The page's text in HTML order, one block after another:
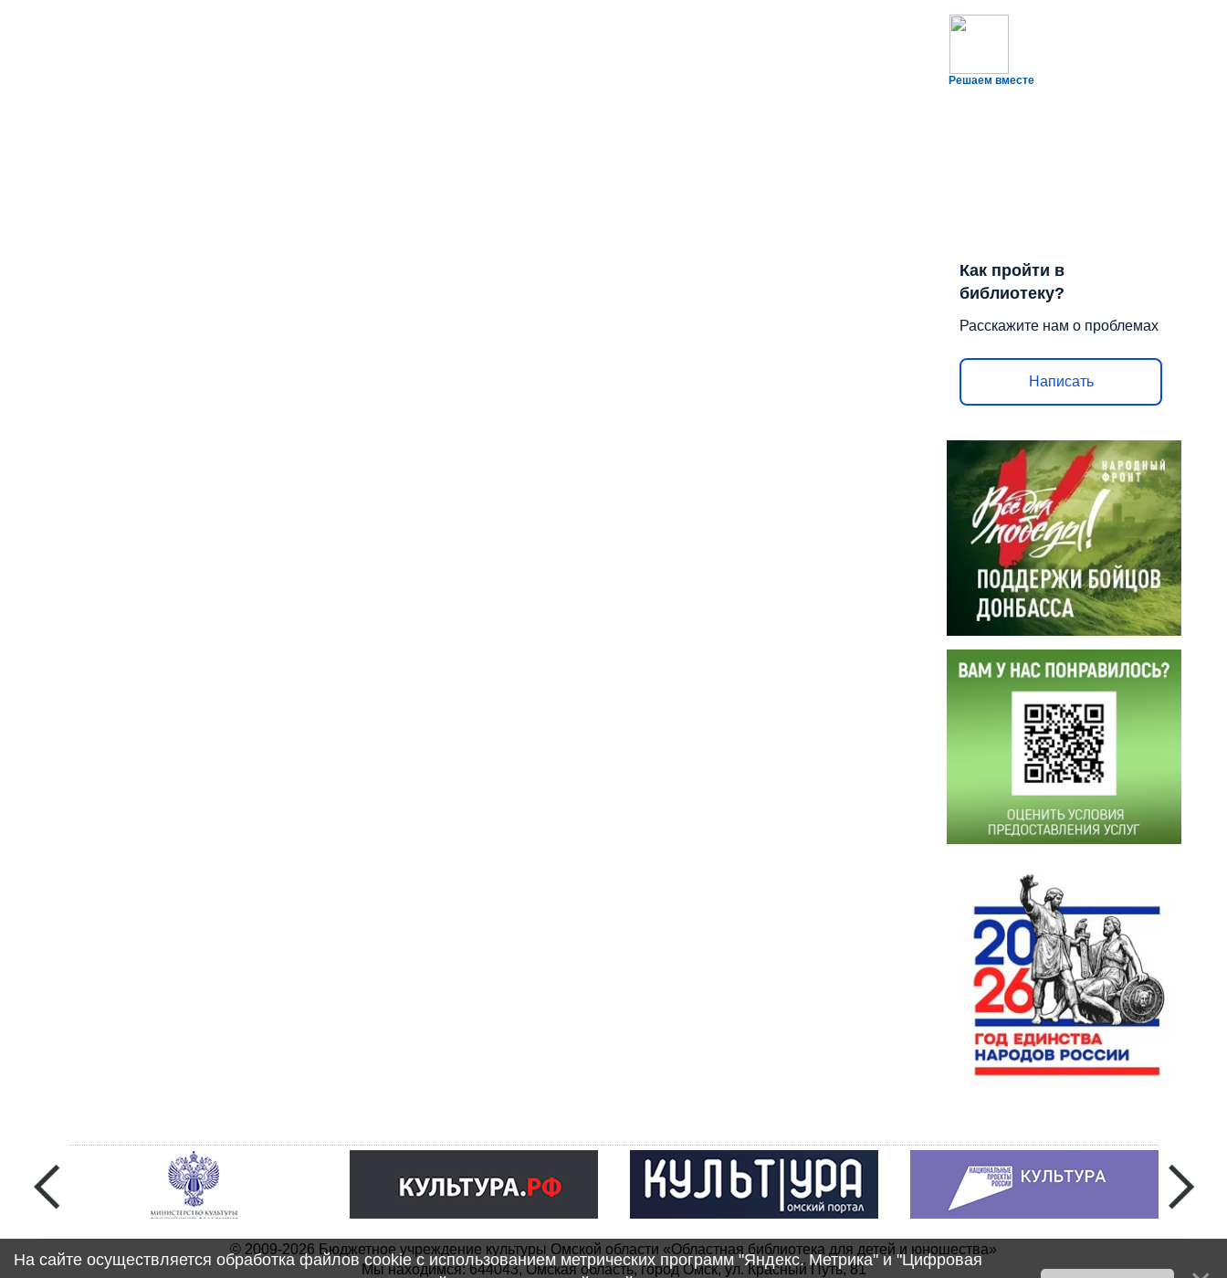
Решаем вместе
Как пройти в
библиотеку?
Расскажите нам о проблемах
Написать
© 2009-2026 Бюджетное учреждение культуры Омской области «Областная библиотека для детей и юношества»
Мы находимся: 644043, Омская область, город Омск, ул. Красный Путь, 81
На сайте осуществляется обработка файлов cookie с использованием метрических программ "Яндекс. Метрика" и "Цифровая